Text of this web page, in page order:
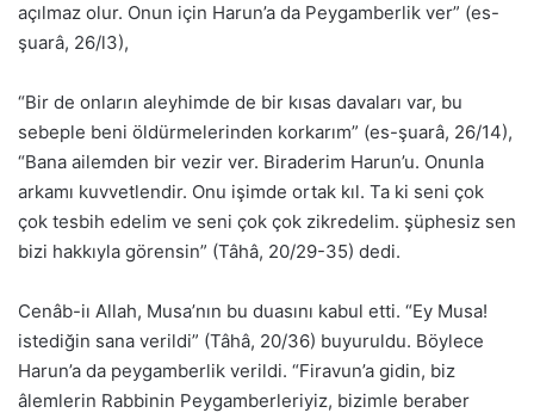
açılmaz olur. Onun için Harun’a da Peygamberlik ver” (es-
şuarâ, 26/l3),
“Bir de onların aleyhimde de bir kısas davaları var, bu
sebeple beni öldürmelerinden korkarım” (es-şuarâ, 26/14),
“Bana ailemden bir vezir ver. Biraderim Harun’u. Onunla
arkamı kuvvetlendir. Onu işimde ortak kıl. Ta ki seni çok
çok tesbih edelim ve seni çok çok zikredelim. şüphesiz sen
bizi hakkıyla görensin” (Tâhâ, 20/29-35) dedi.
Cenâb-iı Allah, Musa’nın bu duasını kabul etti. “Ey Musa!
istediğin sana verildi” (Tâhâ, 20/36) buyuruldu. Böylece
Harun’a da peygamberlik verildi. “Firavun’a gidin, biz
âlemlerin Rabbinin Peygamberleriyiz, bizimle beraber